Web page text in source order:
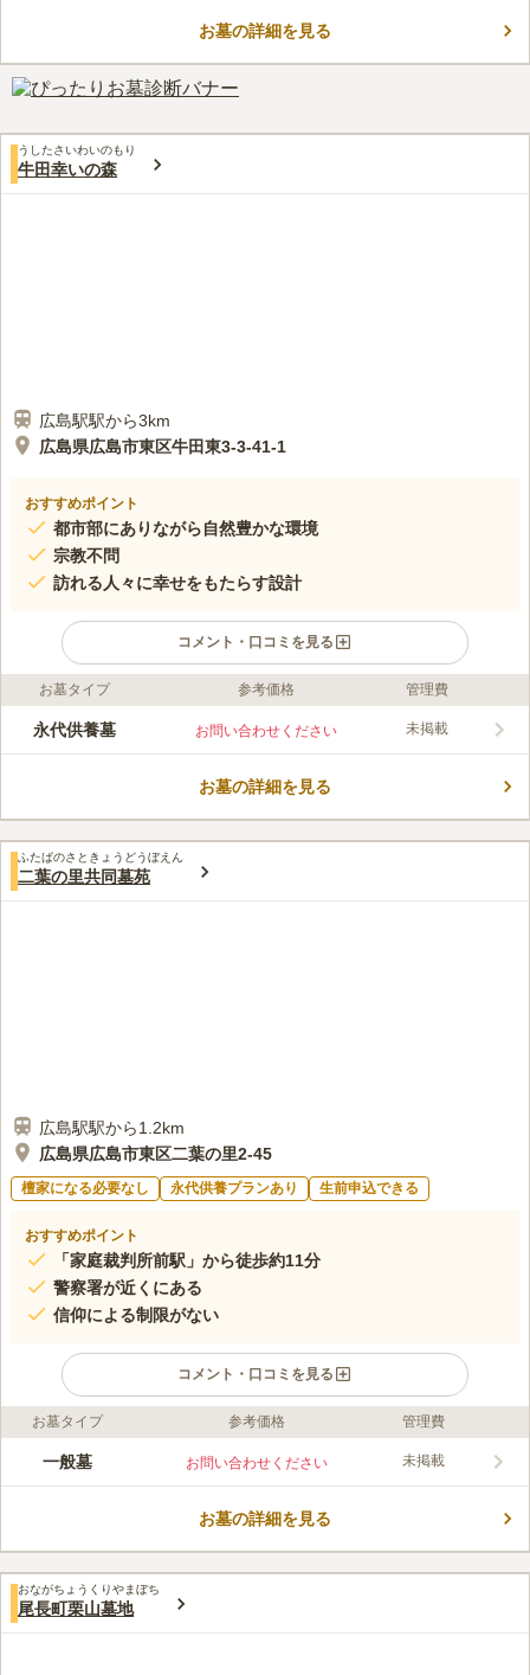
お墓の詳細を見る
うしたさいわいのもり
牛田幸いの森
広島駅駅から3km
広島県広島市東区牛田東3-3-41-1
おすすめポイント
都市部にありながら自然豊かな環境
宗教不問
訪れる人々に幸せをもたらす設計
コメント・口コミを見る
口コミ評価
この霊園はまだ誰からも評価されていません。
お墓タイプ 参考価格 管理費
永代供養墓 お問い合わせください 未掲載
お墓の詳細を見る
ふたばのさときょうどうぼえん
二葉の里共同墓苑
広島駅駅から1.2km
広島県広島市東区二葉の里2-45
檀家になる必要なし 永代供養プランあり 生前申込できる
おすすめポイント
「家庭裁判所前駅」から徒歩約11分
警察署が近くにある
信仰による制限がない
コメント・口コミを見る
ライフドット編集部のコメント
ひな壇状にお墓が並ぶ陽当たりの良い墓苑です。 駐車場があ
アクセスでき、飲食店やデパートなどが建ち並んでいます。 お
口コミ評価
この霊園はまだ誰からも評価されていません。
お墓タイプ 参考価格 管理費
一般墓 お問い合わせください 未掲載
お墓の詳細を見る
おながちょうくりやまぼち
尾長町栗山墓地